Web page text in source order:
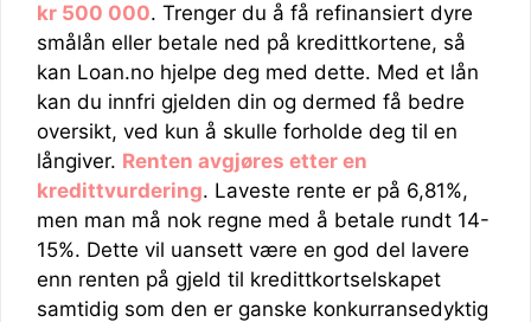
kr 500 000. Trenger du å få refinansiert dyre
smålån eller betale ned på kredittkortene, så
kan Loan.no hjelpe deg med dette. Med et lån
kan du innfri gjelden din og dermed få bedre
oversikt, ved kun å skulle forholde deg til en
långiver. Renten avgjøres etter en
kredittvurdering. Laveste rente er på 6,81%,
men man må nok regne med å betale rundt 14-
15%. Dette vil uansett være en god del lavere
enn renten på gjeld til kredittkortselskapet
samtidig som den er ganske konkurransedyktig